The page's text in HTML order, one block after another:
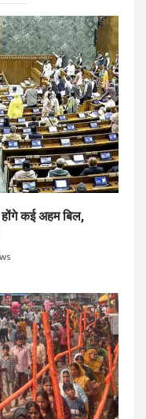
कई अहम बिल,